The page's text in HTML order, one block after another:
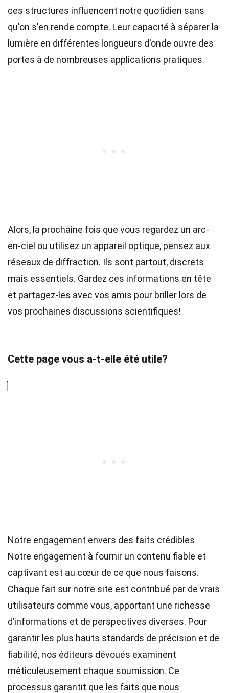
ces structures influencent notre quotidien sans
qu'on s'en rende compte. Leur capacité à séparer la
lumière en différentes longueurs d'onde ouvre des
portes à de nombreuses applications pratiques.
Alors, la prochaine fois que vous regardez un arc-
en-ciel ou utilisez un appareil optique, pensez aux
réseaux de diffraction. Ils sont partout, discrets
mais essentiels. Gardez ces informations en tête
et partagez-les avec vos amis pour briller lors de
vos prochaines discussions scientifiques!
Cette page vous a-t-elle été utile?
Notre engagement envers des faits crédibles
Notre engagement à fournir un contenu fiable et
captivant est au cœur de ce que nous faisons.
Chaque fait sur notre site est contribué par de vrais
utilisateurs comme vous, apportant une richesse
d’informations et de perspectives diverses. Pour
garantir les plus hauts standards de précision et de
fiabilité, nos éditeurs dévoués examinent
méticuleusement chaque soumission. Ce
processus garantit que les faits que nous